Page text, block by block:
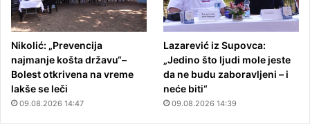
Nikolić: „Prevencija
najmanje košta državu“–
Bolest otkrivena na vreme
lakše se leči
09.08.2026 14:47
Lazarević iz Supovca:
„Jedino što ljudi mole jeste
da ne budu zaboravljeni – i
neće biti“
09.08.2026 14:39